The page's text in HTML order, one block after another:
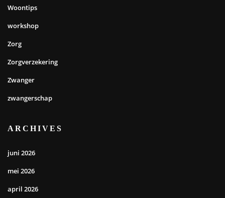
Woontips
workshop
Zorg
Zorgverzekering
Zwanger
zwangerschap
ARCHIVES
juni 2026
mei 2026
april 2026